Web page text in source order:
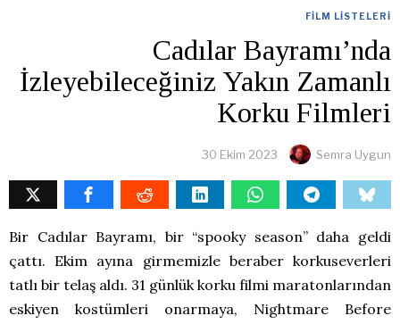
FILM LISTELERI
Cadılar Bayramı’nda
İzleyebileceğiniz Yakın Zamanlı
Korku Filmleri
30 Ekim 2023 Semra Uygun
Bir Cadılar Bayramı, bir “spooky season” daha geldi
çattı. Ekim ayına girmemizle beraber korkuseverleri
tatlı bir telaş aldı. 31 günlük korku filmi maratonlarından
eskiyen kostümleri onarmaya, Nightmare Before